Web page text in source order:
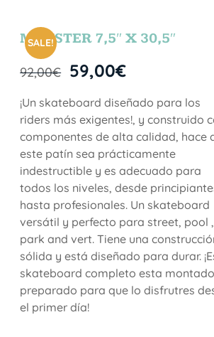
SALE!
MONSTER 7,5″ X 30,5″
92,00€ 59,00€
¡Un skateboard diseñado para los
riders más exigentes!, y construido
componentes de alta calidad, hace
este patín sea prácticamente
indestructible y es adecuado para
todos los niveles, desde
hasta profesionales. Un skateboard
versátil y perfecto para street, pool ,
park and vert. Tiene una
sólida y está diseñado para durar.
skateboard completo esta
preparado para que lo disfrutres
el primer día!